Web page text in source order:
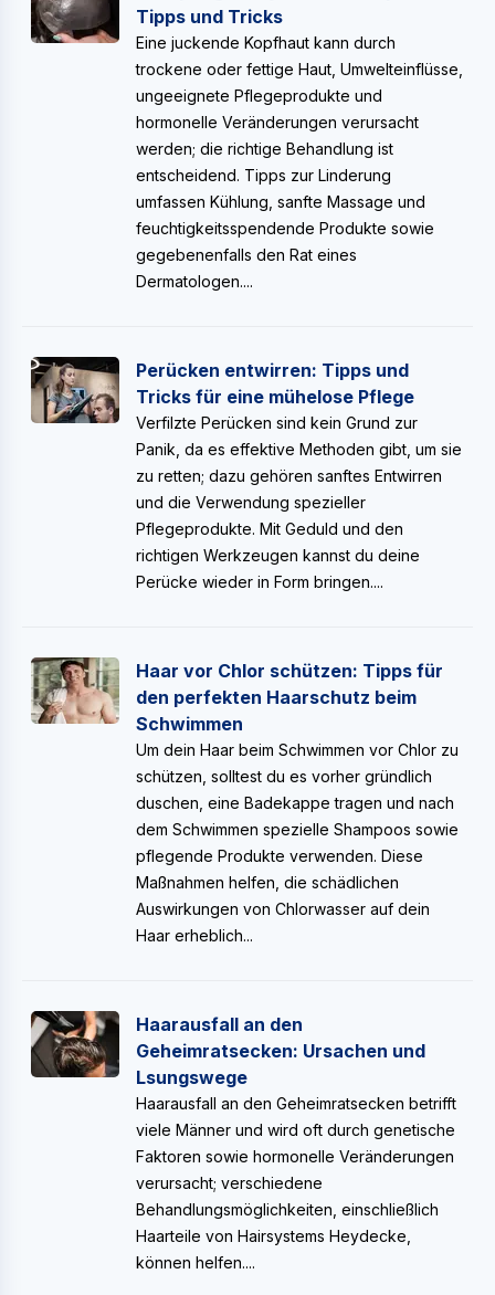
Tipps und Tricks
Eine juckende Kopfhaut kann durch
trockene oder fettige Haut, Umwelteinflüsse,
ungeeignete Pflegeprodukte und
hormonelle Veränderungen verursacht
werden; die richtige Behandlung ist
entscheidend. Tipps zur Linderung
umfassen Kühlung, sanfte Massage und
feuchtigkeitsspendende Produkte sowie
gegebenenfalls den Rat eines
Dermatologen....
Perücken entwirren: Tipps und
Tricks für eine mühelose Pflege
Verfilzte Perücken sind kein Grund zur
Panik, da es effektive Methoden gibt, um sie
zu retten; dazu gehören sanftes Entwirren
und die Verwendung spezieller
Pflegeprodukte. Mit Geduld und den
richtigen Werkzeugen kannst du deine
Perücke wieder in Form bringen....
Haar vor Chlor schützen: Tipps für
den perfekten Haarschutz beim
Schwimmen
Um dein Haar beim Schwimmen vor Chlor zu
schützen, solltest du es vorher gründlich
duschen, eine Badekappe tragen und nach
dem Schwimmen spezielle Shampoos sowie
pflegende Produkte verwenden. Diese
Maßnahmen helfen, die schädlichen
Auswirkungen von Chlorwasser auf dein
Haar erheblich...
Haarausfall an den
Geheimratsecken: Ursachen und
Lsungswege
Haarausfall an den Geheimratsecken betrifft
viele Männer und wird oft durch genetische
Faktoren sowie hormonelle Veränderungen
verursacht; verschiedene
Behandlungsmöglichkeiten, einschließlich
Haarteile von Hairsystems Heydecke,
können helfen....